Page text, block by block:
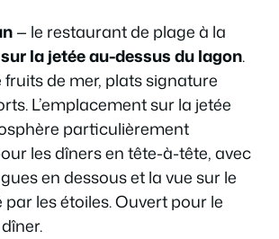
— le restaurant de plage à la
la jetée au-dessus du lagon.
de mer, plats signature
L’emplacement sur la jetée
particulièrement
les dîners en tête-à-tête, avec
en dessous et la vue sur le
les étoiles. Ouvert pour le